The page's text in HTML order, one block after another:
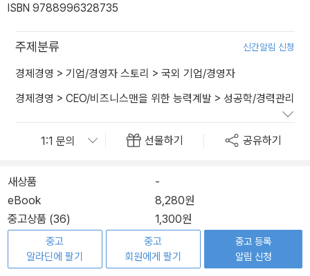
ISBN 9788996328735
주제분류 신간알림 신청
경제경영 > 기업/경영자 스토리 > 국외 기업/경영자
경제경영 > CEO/비즈니스맨을 위한 능력계발 > 성공학/경력관리
선물하기 공유하기
새상품
-
eBook
8,280원
중고상품 (36)
1,300원
중고
알라딘에 팔기
중고
회원에게 팔기
중고 등록
알림 신청